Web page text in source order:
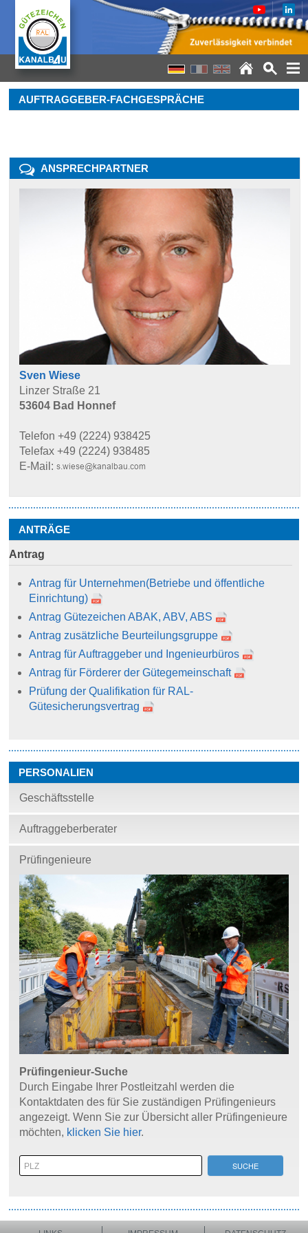
AUFTRAGGEBER-FACHGESPRÄCHE
ANSPRECHPARTNER
Sven Wiese
Linzer Straße 21
53604 Bad Honnef
Telefon +49 (2224) 938425
Telefax +49 (2224) 938485
E-Mail:
ANTRÄGE
Antrag
Antrag für Unternehmen(Betriebe und öffentliche
Einrichtung)
Antrag Gütezeichen ABAK, ABV, ABS
Antrag zusätzliche Beurteilungsgruppe
Antrag für Auftraggeber und Ingenieurbüros
Antrag für Förderer der Gütegemeinschaft
Prüfung der Qualifikation für RAL-
Gütesicherungsvertrag
PERSONALIEN
Geschäftsstelle
Auftraggeberberater
Prüfingenieure
Prüfingenieur-Suche
Durch Eingabe Ihrer Postleitzahl werden die
Kontaktdaten des für Sie zuständigen Prüfingenieurs
angezeigt. Wenn Sie zur Übersicht aller Prüfingenieure
möchten, klicken Sie hier.
SUCHE